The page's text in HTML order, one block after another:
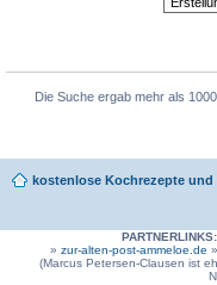
Die Suche ergab mehr als
kostenlose Kochrezepte
PARTNERLINKS:
» zur-alten-post-ammeloe.de »
(Marcus Petersen-Clausen ist